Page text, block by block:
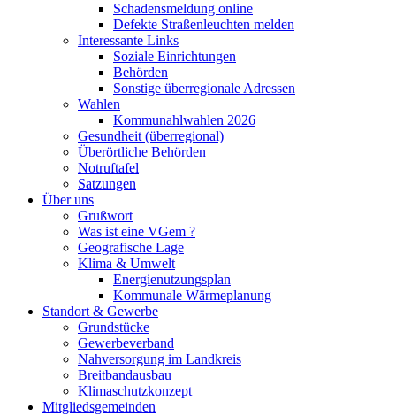
Schadensmeldung online
Defekte Straßenleuchten melden
Interessante Links
Soziale Einrichtungen
Behörden
Sonstige überregionale Adressen
Wahlen
Kommunahlwahlen 2026
Gesundheit (überregional)
Überörtliche Behörden
Notruftafel
Satzungen
Über uns
Grußwort
Was ist eine VGem ?
Geografische Lage
Klima & Umwelt
Energienutzungsplan
Kommunale Wärmeplanung
Standort & Gewerbe
Grundstücke
Gewerbeverband
Nahversorgung im Landkreis
Breitbandausbau
Klimaschutzkonzept
Mitgliedsgemeinden